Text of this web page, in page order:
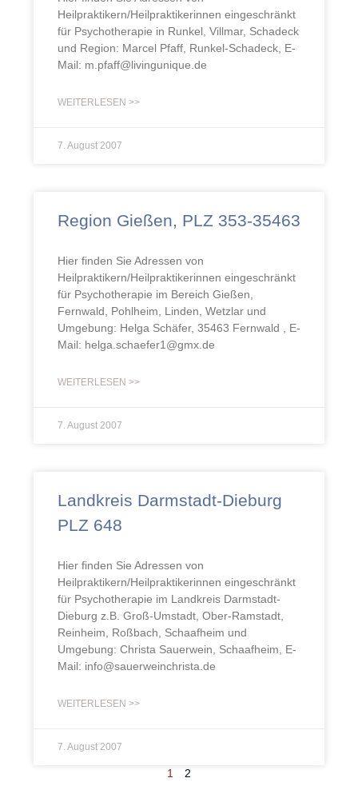
Heilpraktikern/Heilpraktikerinnen eingeschränkt
für Psychotherapie in Runkel, Villmar, Schadeck
und Region: Marcel Pfaff, Runkel-Schadeck, E-
Mail: m.pfaff@livingunique.de
WEITERLESEN >>
7. August 2007
Region Gießen, PLZ 353-35463
Hier finden Sie Adressen von
Heilpraktikern/Heilpraktikerinnen eingeschränkt
für Psychotherapie im Bereich Gießen,
Fernwald, Pohlheim, Linden, Wetzlar und
Umgebung: Helga Schäfer, 35463 Fernwald , E-
Mail: helga.schaefer1@gmx.de
WEITERLESEN >>
7. August 2007
Landkreis Darmstadt-Dieburg
PLZ 648
Hier finden Sie Adressen von
Heilpraktikern/Heilpraktikerinnen eingeschränkt
für Psychotherapie im Landkreis Darmstadt-
Dieburg z.B. Groß-Umstadt, Ober-Ramstadt,
Reinheim, Roßbach, Schaafheim und
Umgebung: Christa Sauerwein, Schaafheim, E-
Mail: info@sauerweinchrista.de
WEITERLESEN >>
7. August 2007
1 2